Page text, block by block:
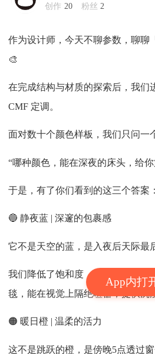
App内打
创作 20 粉丝 2
作为设计师，今天不聊参数，聊聊
🎨
在完成结构与材质的探索后，我
CMF 定调。
面对数十个颜色样板，我们只问一
“哪种颜色，能在深夜的床头，给
于是，有了你们看到的这三个答案：
🔵 静夜蓝 | 深邃的包裹感
它不是天空的蓝，是入夜后天际最
我们降低了饱和度，加入一丝灰调
毯，能在视觉上隔绝喧嚣，提供沉
🟠 暖日橙 | 温柔的活力
这不是跳跃的橙，是傍晚5点透过窗